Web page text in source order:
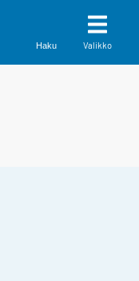
Haku Valikko